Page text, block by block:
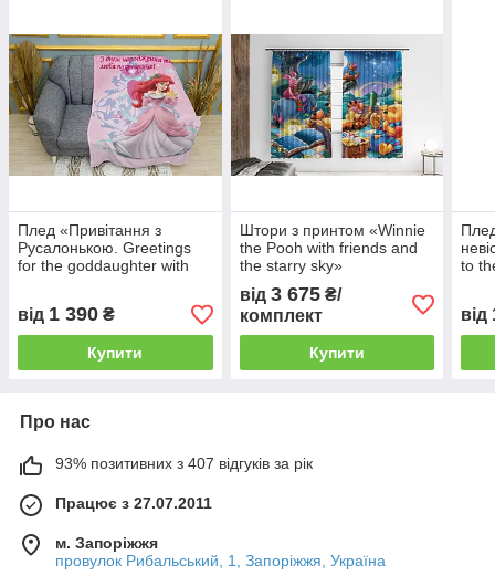
Плед «Привітання з
Русалонькою. Greetings
for the goddaughter with
від 1 390 ₴
Купити
Штори з принтом «Winnie
the Pooh with friends and
the starry sky»
від 3 675₴/
комплект
Купити
to
від
Про нас
93% позитивних з 407 відгуків за рік
Працює з 27.07.2011
м. Запоріжжя
провулок Рибальський, 1, Запоріжжя, Україна